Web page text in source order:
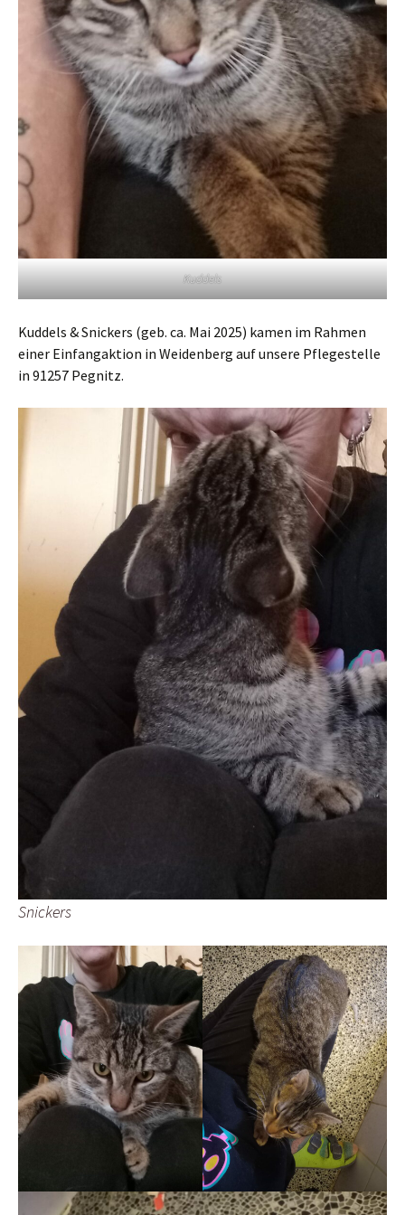
Kuddels
Kuddels & Snickers (geb. ca. Mai 2025) kamen im Rahmen
einer Einfangaktion in Weidenberg auf unsere Pflegestelle
in 91257 Pegnitz.
Snickers